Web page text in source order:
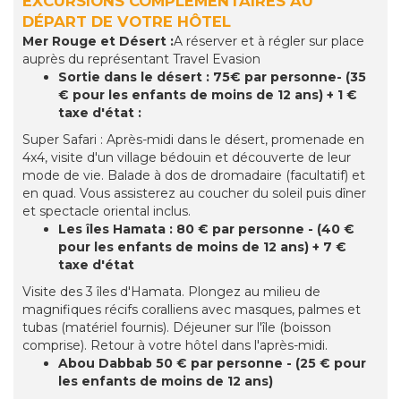
DÉPART DE VOTRE HÔTEL
Mer Rouge et Désert :A réserver et à régler sur place
auprès du représentant Travel Evasion
Sortie dans le désert : 75€ par personne- (35
€ pour les enfants de moins de 12 ans) + 1 €
taxe d'état :
Super Safari : Après-midi dans le désert, promenade en
4x4, visite d'un village bédouin et découverte de leur
mode de vie. Balade à dos de dromadaire (facultatif) et
en quad. Vous assisterez au coucher du soleil puis dîner
et spectacle oriental inclus.
Les îles Hamata : 80 € par personne - (40 €
pour les enfants de moins de 12 ans) + 7 €
taxe d'état
Visite des 3 îles d'Hamata. Plongez au milieu de
magnifiques récifs coralliens avec masques, palmes et
tubas (matériel fournis). Déjeuner sur l'île (boisson
comprise). Retour à votre hôtel dans l'après-midi.
Abou Dabbab 50 € par personne - (25 € pour
les enfants de moins de 12 ans)